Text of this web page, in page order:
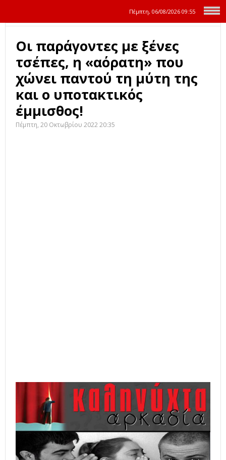
Πέμπτη, 06/08/2026 09:55
Οι παράγοντες με ξένες
τσέπες, η «αόρατη» που
χώνει παντού τη μύτη της
και ο υποτακτικός
έμμισθος!
Πέμπτη, 20 Οκτωβρίου 2022 20:35